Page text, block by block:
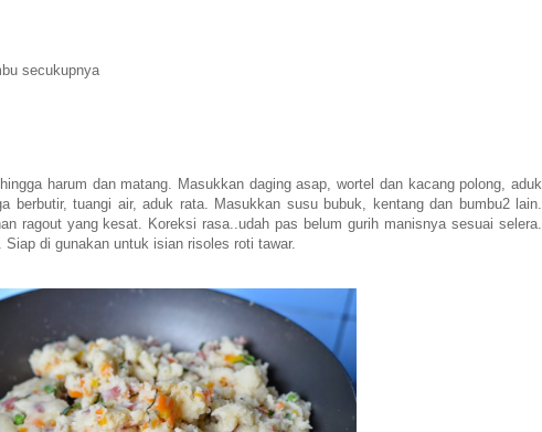
secukupnya
harum dan matang. Masukkan daging asap, wortel dan kacang polong, aduk
berbutir, tuangi air, aduk rata. Masukkan susu bubuk, kentang dan bumbu2 lain.
ragout yang kesat. Koreksi rasa..udah pas belum gurih manisnya sesuai selera.
di gunakan untuk isian risoles roti tawar.